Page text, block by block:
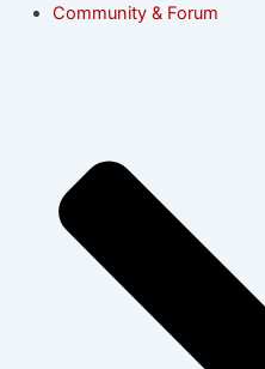
Community & Forum